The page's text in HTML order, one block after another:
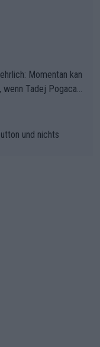
Wendep
Wenn man bei so
verpasst und der K
Schaden am Ber
das große Finale R
Oberwasser, ab
In gehen. (gregman
Momentan kan
wenn Tadej Pogacar
und nichts